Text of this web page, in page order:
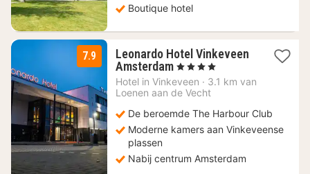
Boutique hotel
7.9
Leonardo Hotel Vinkeveen
Amsterdam 1
nacht
vanaf
€
, 4 Sterren
Hotel in Vinkeveen · 3.1 km van
Loenen aan de Vecht
De beroemde The Harbour Club
Moderne kamers aan Vinkeveense
plassen
Nabij centrum Amsterdam